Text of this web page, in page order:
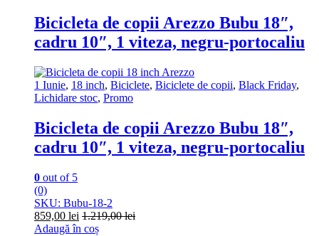
Bicicleta de copii Arezzo Bubu 18″,
cadru 10″, 1 viteza, negru-portocaliu
1 Iunie, 18 inch, Biciclete, Biciclete de copii, Black Friday,
Lichidare stoc, Promo
Bicicleta de copii Arezzo Bubu 18″,
cadru 10″, 1 viteza, negru-portocaliu
0 out of 5
(0)
SKU: Bubu-18-2
859,00 lei 1.219,00lei
Adaugă în coș